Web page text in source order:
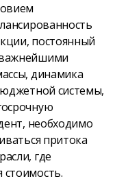
постоянный
динамика
системы,
необходимо
притока
где